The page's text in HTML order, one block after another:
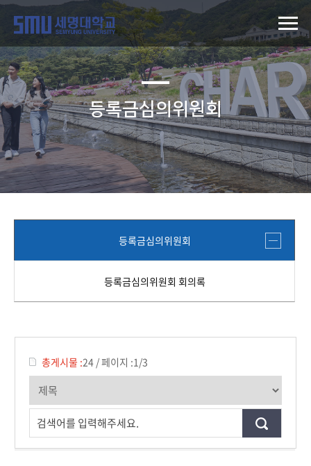
등록금심의위원회
등록금심의위원회
등록금심의위원회 회의록
총게시물 :24 /페이지 :1/3
검색어를 입력해주세요.